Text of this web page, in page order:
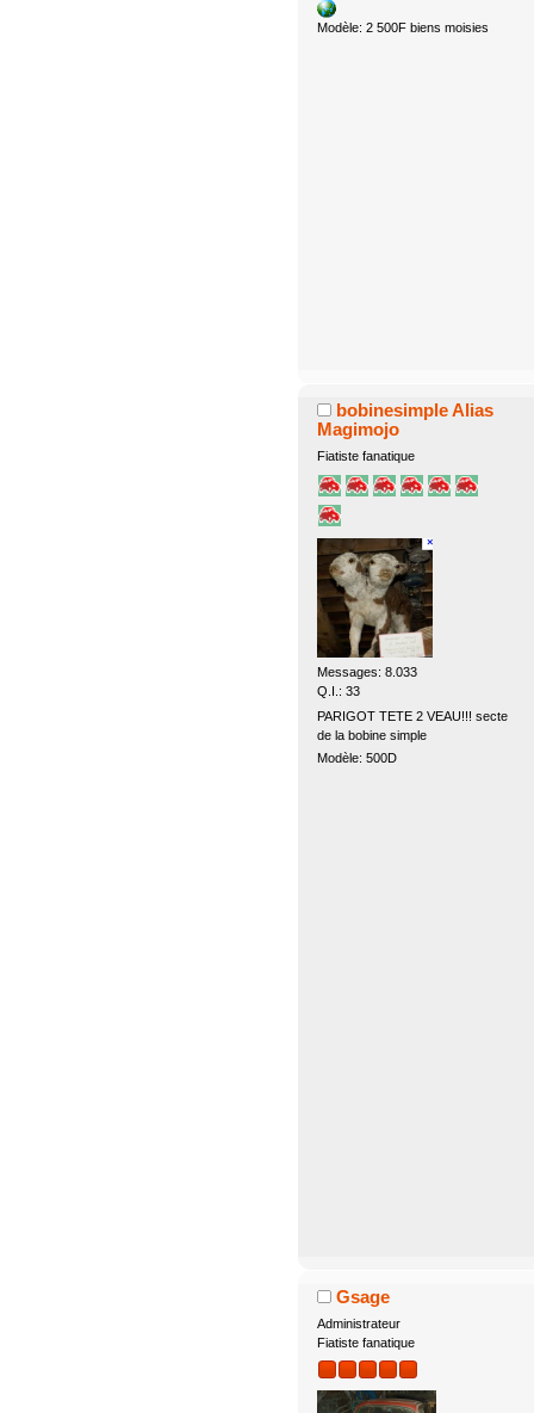
Modèle: 2 500F biens moisies
bobinesimple Alias
Magimojo
Fiatiste fanatique
Messages: 8.033
Q.I.: 33
PARIGOT TETE 2 VEAU!!! secte
de la bobine simple
Modèle: 500D
Gsage
Administrateur
Fiatiste fanatique